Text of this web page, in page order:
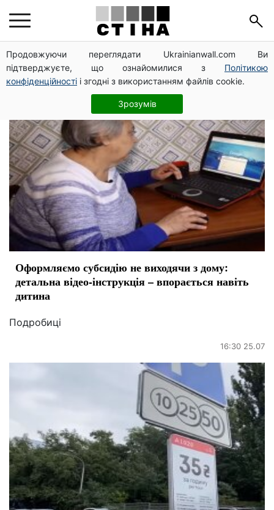
Продовжуючи переглядати Ukrainianwall.com Ви
підтверджуєте, що ознайомилися з Політикою
конфіденційності і згодні з використанням файлів cookie.
Зрозумів
инструкция
Оформляємо субсидію не виходячи з дому:
детальна відео-інструкція – впорається навіть
дитина
Подробиці
16:30 25.07